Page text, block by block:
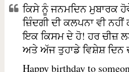
ਕਿਸੇ ਨੂੰ ਜਨਮਦਿਨ ਮੁਬਾਰਕ
ਜ਼ਿੰਦਗੀ ਦੀ ਕਲਪਨਾ ਵੀ
ਇਕ ਕਿਸਮ ਦੇ ਹੋ! ਹਰ ਚੀਜ਼
ਅਤੇ ਅੱਜ ਤੁਹਾਡੇ ਵਿਸ਼ੇਸ਼ ਦਿਨ
Happy birthday to